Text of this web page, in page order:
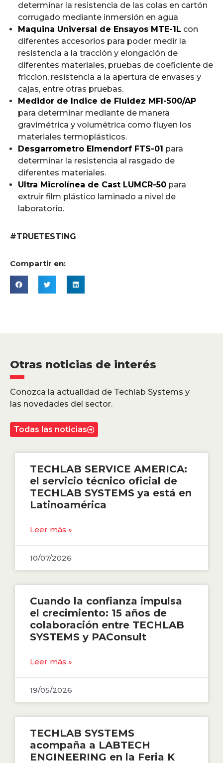
determinar la resistencia de las colas en cartón
corrugado mediante inmersión en agua
Maquina Universal de Ensayos MTE-1L con
diferentes accesorios para poder medir la
resistencia a la tracción y elongación de
diferentes materiales, pruebas de coeficiente de
friccion, resistencia a la apertura de envases y
cajas, entre otras pruebas.
Medidor de Indice de Fluidez MFI-500/AP
para determinar mediante de manera
gravimétrica y volumétrica como fluyen los
materiales termoplásticos.
Desgarrometro Elmendorf FTS-01 para
determinar la resistencia al rasgado de
diferentes materiales.
Ultra Microlínea de Cast LUMCR-50 para
extruir film plástico laminado a nivel de
laboratorio.
#TRUETESTING
Compartir en:
Otras noticias de interés
Conozca la actualidad de Techlab Systems y
las novedades del sector.
Todas las noticias
TECHLAB SERVICE AMERICA:
el servicio técnico oficial de
TECHLAB SYSTEMS ya está en
Latinoamérica
Leer más »
10/07/2026
Cuando la confianza impulsa
el crecimiento: 15 años de
colaboración entre TECHLAB
SYSTEMS y PAConsult
Leer más »
19/05/2026
TECHLAB SYSTEMS
acompaña a LABTECH
ENGINEERING en la Feria K